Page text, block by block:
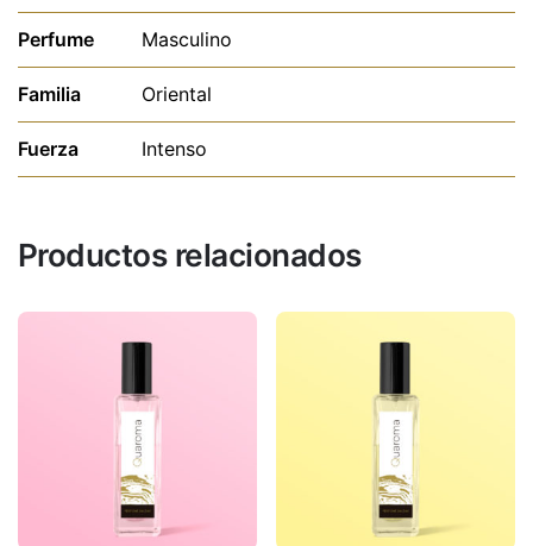
Perfume Masculino
Familia Oriental
Fuerza Intenso
Productos relacionados